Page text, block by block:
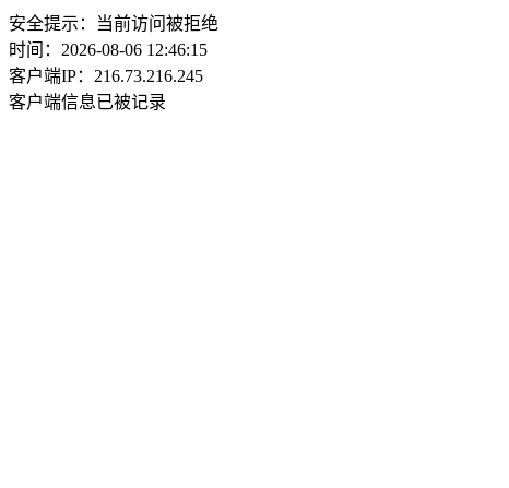
安全提示：当前访问被拒绝
时间：2026-08-06 12:46:15
客户端IP：216.73.216.245
客户端信息已被记录